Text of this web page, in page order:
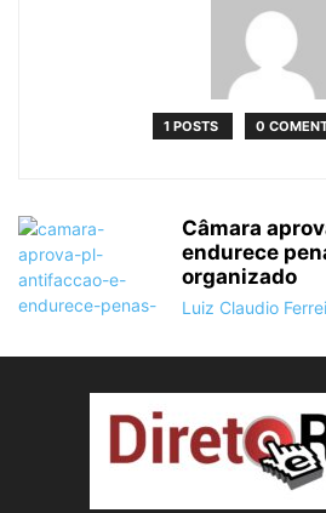
1 POSTS 0
Câmara
endurece
organizado
Luiz Claudio